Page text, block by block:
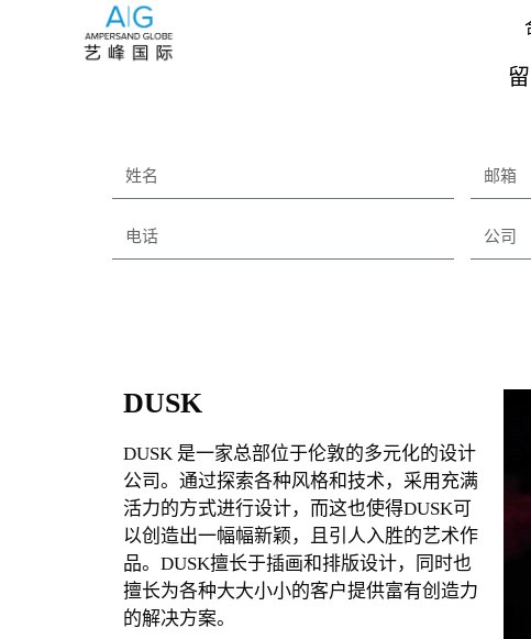
DUSK
DUSK 是一家总部位于伦敦的多元化的设计
公司。通过探索各种风格和技术，采用充满
活力的方式进行设计，而这也使得DUSK可
以创造出一幅幅新颖，且引人入胜的艺术作
品。DUSK擅长于插画和排版设计，同时也
擅长为各种大大小小的客户提供富有创造力
的解决方案。